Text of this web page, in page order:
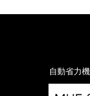
自動省力